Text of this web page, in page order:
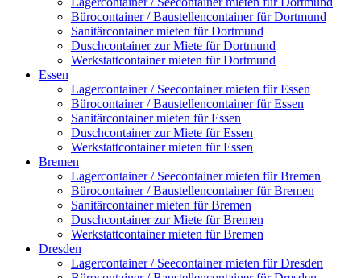
Bürocontainer / Baustellencontainer für Dortmund
Sanitärcontainer mieten für Dortmund
Duschcontainer zur Miete für Dortmund
Werkstattcontainer mieten für Dortmund
Essen
Lagercontainer / Seecontainer mieten für Essen
Bürocontainer / Baustellencontainer für Essen
Sanitärcontainer mieten für Essen
Duschcontainer zur Miete für Essen
Werkstattcontainer mieten für Essen
Bremen
Lagercontainer / Seecontainer mieten für Bremen
Bürocontainer / Baustellencontainer für Bremen
Sanitärcontainer mieten für Bremen
Duschcontainer zur Miete für Bremen
Werkstattcontainer mieten für Bremen
Dresden
Lagercontainer / Seecontainer mieten für Dresden